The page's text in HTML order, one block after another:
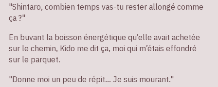
"Shintaro, combien temps vas-tu rester allongé comme
ça ?"
En buvant la boisson énergétique qu’elle avait achetée
sur le chemin, Kido me dit ça, moi qui m’étais effondré
sur le parquet.
"Donne moi un peu de répit… Je suis mourant."